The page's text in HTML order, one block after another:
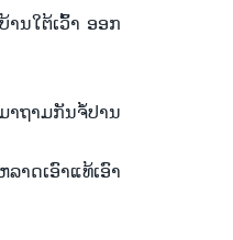
ບ້ານໃຕ້ເວົ້າ ອອກ
າຖາມກັນຈໍ້ປານ
ລາດເອົາແທ້ເອົາ